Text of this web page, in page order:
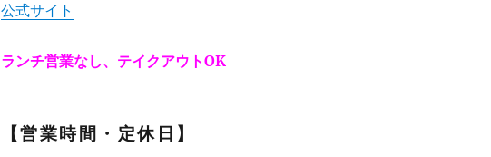
公式サイト
ランチ営業なし、テイクアウトOK
【営業時間・定休日】